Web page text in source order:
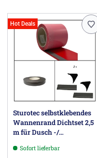
Hot Deals
Sturotec selbstklebendes
Wannenrand Dichtset 2,5
m für Dusch -/
Sofort lieferbar